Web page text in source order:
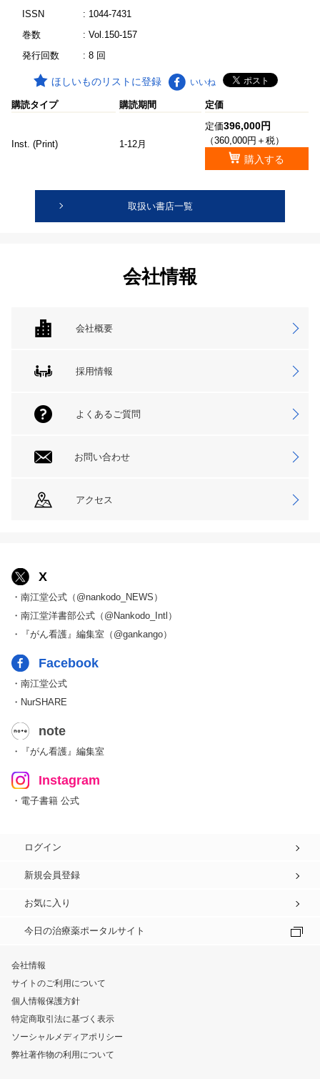
ISSN
: 1044-7431
巻数
: Vol.150-157
発行回数
: 8 回
ほしいものリストに登録 いいね
購読タイプ 購読期間 定価
Inst. (Print) 1-12月
定価396,000円
（360,000円＋税）
購入する
取扱い書店一覧
会社情報
会社概要
採用情報
よくあるご質問
お問い合わせ
アクセス
X
・南江堂公式（@nankodo_NEWS）
・南江堂洋書部公式（@Nankodo_Intl）
・『がん看護』編集室（@gankango）
Facebook
・南江堂公式
・NurSHARE
note
・『がん看護』編集室
Instagram
・電子書籍 公式
ログイン
新規会員登録
お気に入り
今日の治療薬ポータルサイト
会社情報
サイトのご利用について
個人情報保護方針
特定商取引法に基づく表示
ソーシャルメディアポリシー
弊社著作物の利用について